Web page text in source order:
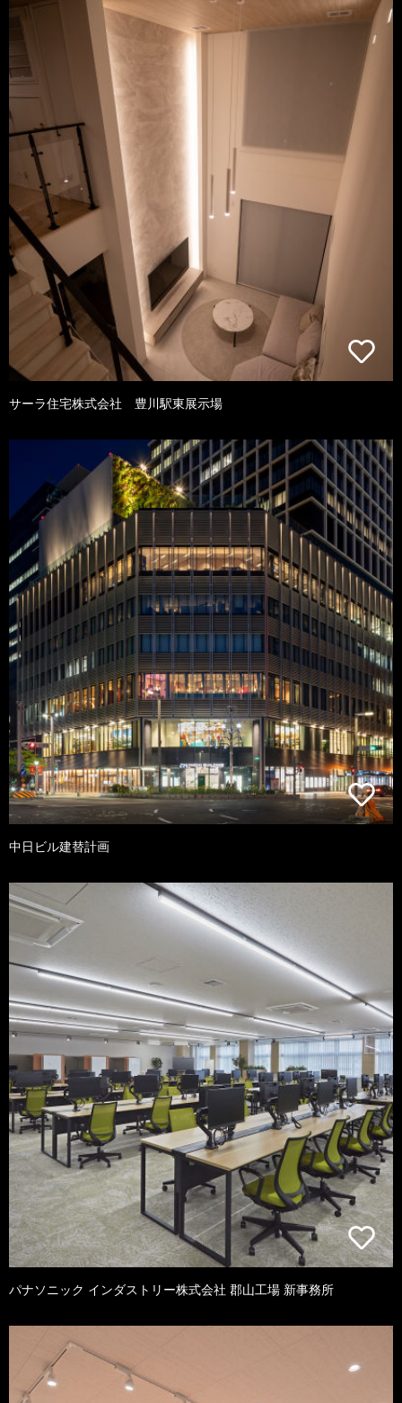
サーラ住宅株式会社 豊川駅東展示場
中日ビル建替計画
パナソニック インダストリー株式会社 郡山工場 新事務所